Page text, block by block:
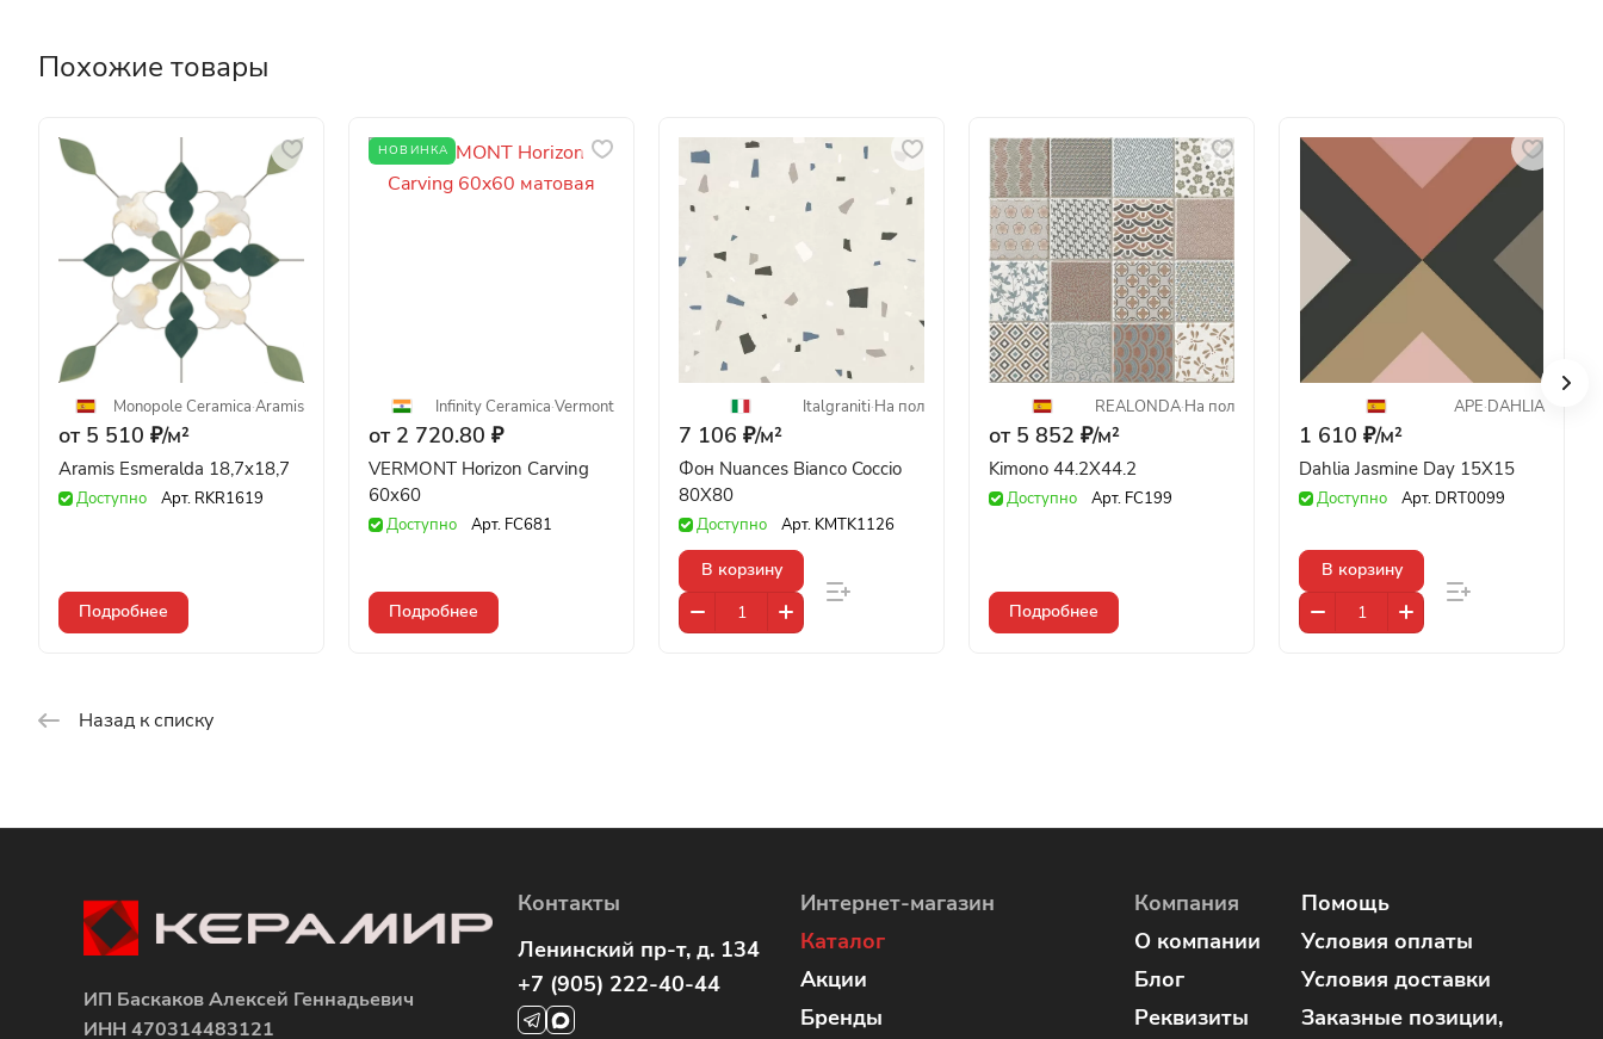
Похожие товары
Monopole Ceramica·Aramis
от 5 510 ₽/м²
Aramis Esmeralda 18,7x18,7
Доступно Арт. RKR1619
Подробнее
НОВИНКА
Infinity Ceramica·Vermont
от 2 720.80 ₽
VERMONT Horizon Carving
60x60
Доступно Арт. FC681
Подробнее
Italgraniti·На пол
7 106 ₽/м²
Фон Nuances Bianco Coccio
80X80
Доступно Арт. KMTK1126
В корзину
REALONDA·На пол
от 5 852 ₽/м²
Kimono 44.2X44.2
Доступно Арт. FC199
Подробнее
APE·DAHLIA
1 610 ₽/м²
Dahlia Jasmine Day 15X15
Доступно Арт. DRT0099
В корзину
Назад к списку
ИП Баскаков Алексей Геннадьевич
ИНН 470314483121
Контакты
Ленинский пр-т, д. 134
+7 (905) 222-40-44
Интернет-магазин
Каталог
Акции
Бренды
Компания
О компании
Блог
Реквизиты
Помощь
Условия оплаты
Условия доставки
Заказные позиции,